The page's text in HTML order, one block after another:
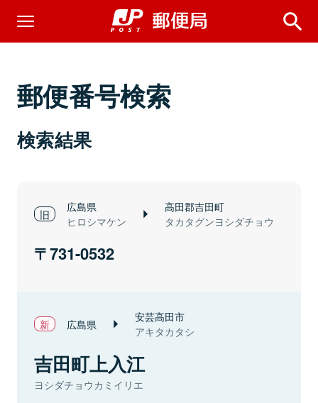
郵便番号検索
検索結果
広島県
ヒロシマケン
高田郡吉田町
タカタグンヨシダチョウ
731-0532
広島県 安芸高田市
アキタカタシ
吉田町上入江
ヨシダチョウカミイリエ